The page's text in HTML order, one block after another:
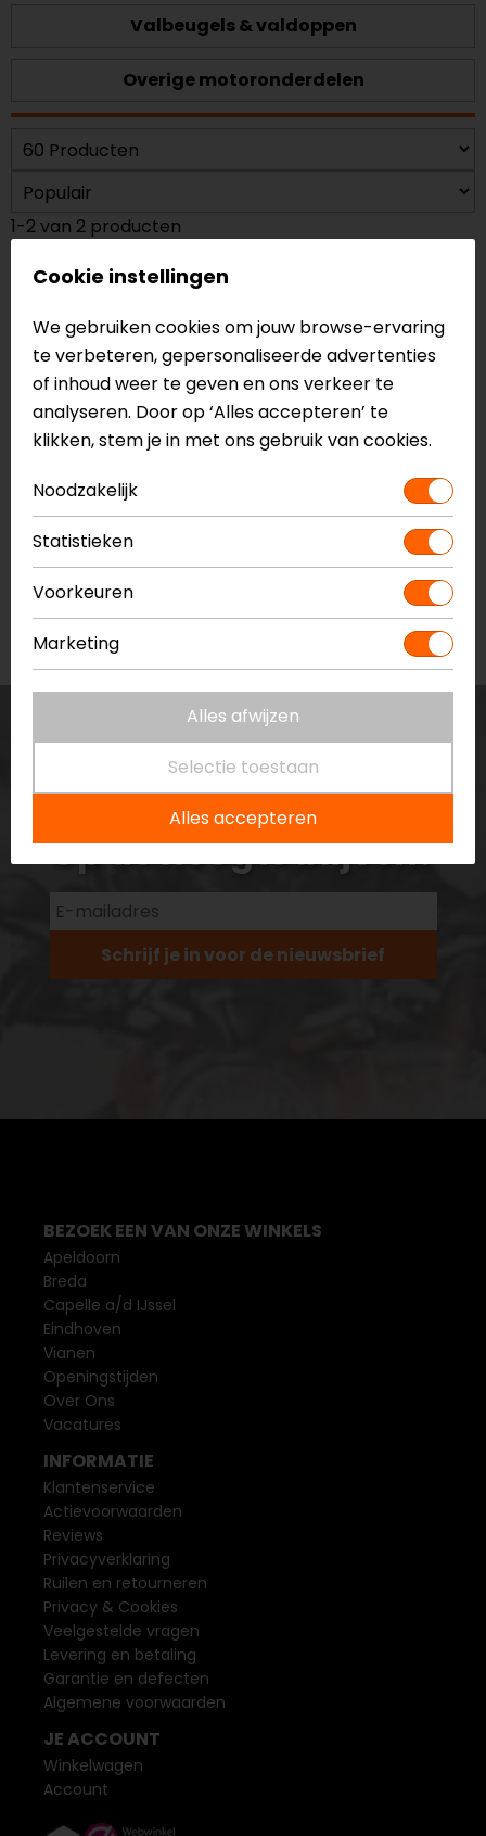
Valbeugels & valdoppen
Overige motoronderdelen
1-2 van 2 producten
Lampa
Spiegelverbreder -
M10 links
14,99
Lampa
Spiegelverbreder M10
Op de hoogte blijven?
Schrijf je in voor de nieuwsbrief
Cookie instellingen
We gebruiken cookies om jouw browse-ervaring
te verbeteren, gepersonaliseerde advertenties
of inhoud weer te geven en ons verkeer te
analyseren. Door op ‘Alles accepteren’ te
klikken, stem je in met ons gebruik van cookies.
Noodzakelijk
Statistieken
Voorkeuren
Marketing
Alles afwijzen
Selectie toestaan
Alles accepteren
BEZOEK EEN VAN ONZE WINKELS
Apeldoorn
Breda
Capelle a/d IJssel
Eindhoven
Vianen
Openingstijden
Over Ons
Vacatures
INFORMATIE
Klantenservice
Actievoorwaarden
Reviews
Privacyverklaring
Ruilen en retourneren
Privacy & Cookies
Veelgestelde vragen
Levering en betaling
Garantie en defecten
Algemene voorwaarden
JE ACCOUNT
Winkelwagen
Account